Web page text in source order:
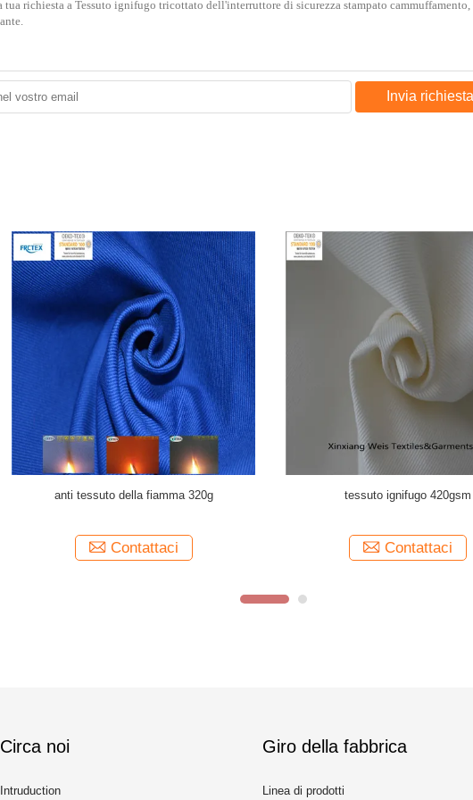
Invia richiesta
Prova resistente ignifuga della muffa della tela
Contattaci
Tessuto ignifugo del blu
Contattaci
Circa noi
Intruduction
Giro della fabbrica
Linea di prodotti